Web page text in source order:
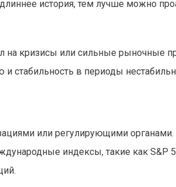
история, тем лучше можно
на кризисы или сильные рыночные
стабильность в периоды
или регулирующими органами.
индексы, такие как S&P